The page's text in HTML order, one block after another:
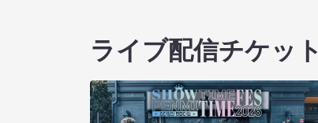
ライブ配信チケット